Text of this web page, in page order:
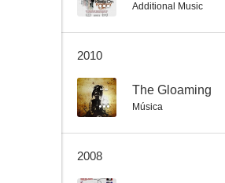
7.8
Additional Music
2010
-- The Gloaming
Música
2008